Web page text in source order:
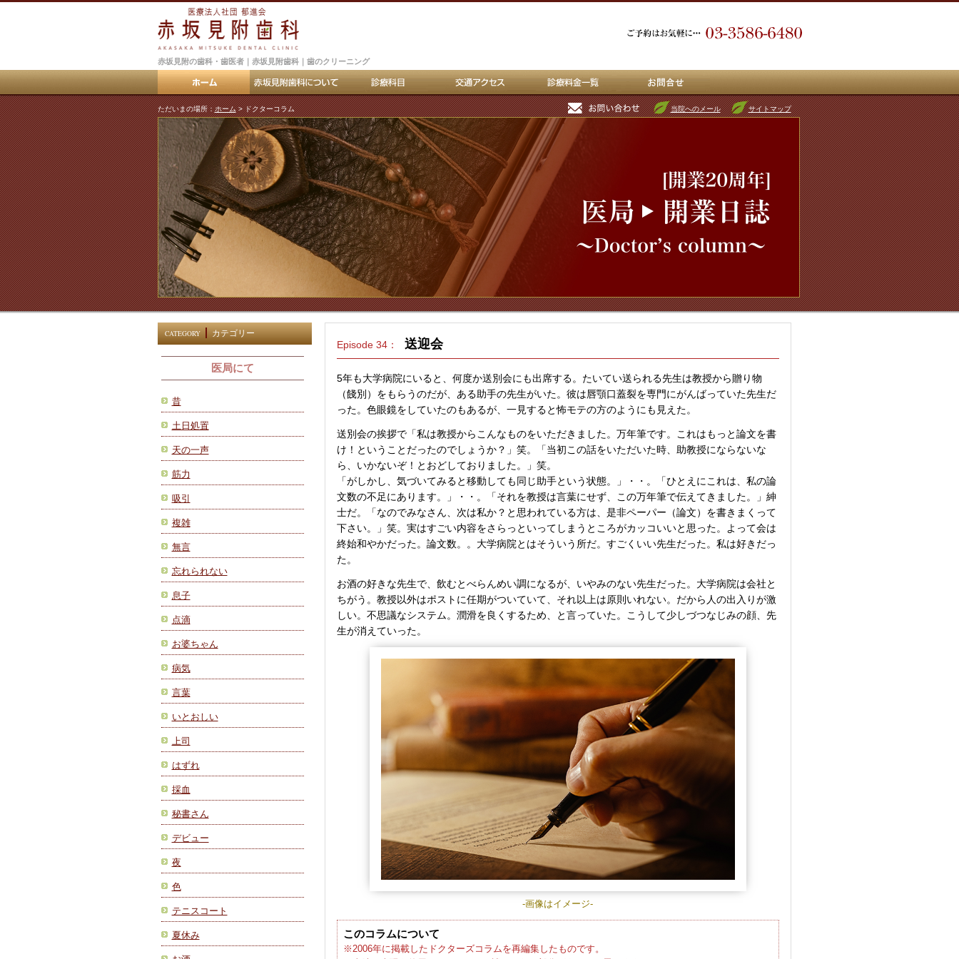
赤坂見附の歯科・歯医者｜赤坂見附歯科｜歯のクリーニング
ただいまの場所：ホーム> ドクターコラム 当院へのメール サイトマップ
Episode 34： 送迎会
5年も大学病院にいると、何度か送別会にも出席する。たいてい送られる先生は教授から贈り物
（餞別）をもらうのだが、ある助手の先生がいた。彼は唇顎口蓋裂を専門にがんばっていた先生だ
った。色眼鏡をしていたのもあるが、一見すると怖モテの方のようにも見えた。
送別会の挨拶で「私は教授からこんなものをいただきました。万年筆です。これはもっと論文を書
け！ということだったのでしょうか？」笑。「当初この話をいただいた時、助教授にならないな
ら、いかないぞ！とおどしておりました。」笑。
「がしかし、気づいてみると移動しても同じ助手という状態。」・・。「ひとえにこれは、私の論
文数の不足にあります。」・・。「それを教授は言葉にせず、この万年筆で伝えてきました。」紳
士だ。「なのでみなさん、次は私か？と思われている方は、是非ペーパー（論文）を書きまくって
下さい。」笑。実はすごい内容をさらっといってしまうところがカッコいいと思った。よって会は
終始和やかだった。論文数。。大学病院とはそういう所だ。すごくいい先生だった。私は好きだっ
た。
お酒の好きな先生で、飲むとべらんめい調になるが、いやみのない先生だった。大学病院は会社と
ちがう。教授以外はポストに任期がついていて、それ以上は原則いれない。だから人の出入りが激
しい。不思議なシステム。潤滑を良くするため、と言っていた。こうして少しづつなじみの顔、先
生が消えていった。
-画像はイメージ-
このコラムについて
※2006年に掲載したドクターズコラムを再編集したものです。
CATEGORY カテゴリー
医局にて
昔
土日処置
天の一声
筋力
吸引
複雑
無言
忘れられない
息子
点滴
お婆ちゃん
病気
言葉
いとおしい
上司
はずれ
採血
秘書さん
デビュー
夜
色
テニスコート
夏休み